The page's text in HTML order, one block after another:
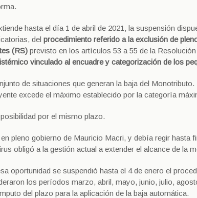
hasta el día 1 de abril de 2021, la suspensión
del procedimiento referido a la exclusión de
(RS) previsto en los artículos 53 a 55 de la
vinculado al encuadre y categorización de los
de situaciones que generan la baja del
excede el máximo establecido por la categoría
por el mismo plazo.
pleno gobierno de Mauricio Macri, y debía regir hasta
obligó a la gestión actual a extender el alcance de la
oportunidad se suspendió hasta el 4 de enero el
los períodos marzo, abril, mayo, junio, julio,
del plazo para la aplicación de la baja automática.